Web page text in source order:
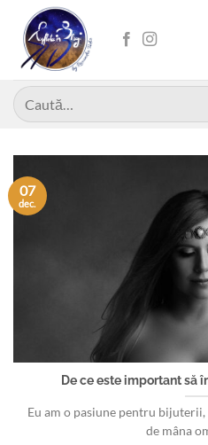
content
Caută
după:
De ce este important să
Eu am o pasiune pentru
de mâna
07
dec.